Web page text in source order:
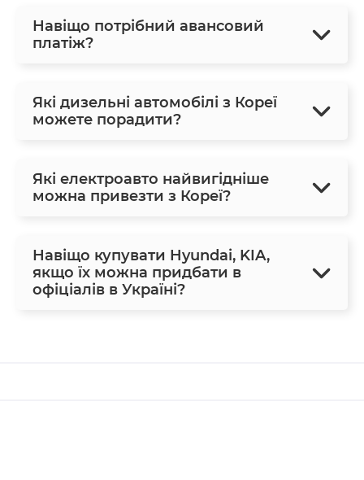
Навіщо потрібний авансовий
платіж?
Які дизельні автомобілі з Кореї
можете порадити?
Які електроавто найвигідніше
можна привезти з Кореї?
Навіщо купувати Hyundai, KIA,
якщо їх можна придбати в
офіціалів в Україні?